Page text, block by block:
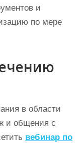
и
по мере
в области
и общения с
вебинар по